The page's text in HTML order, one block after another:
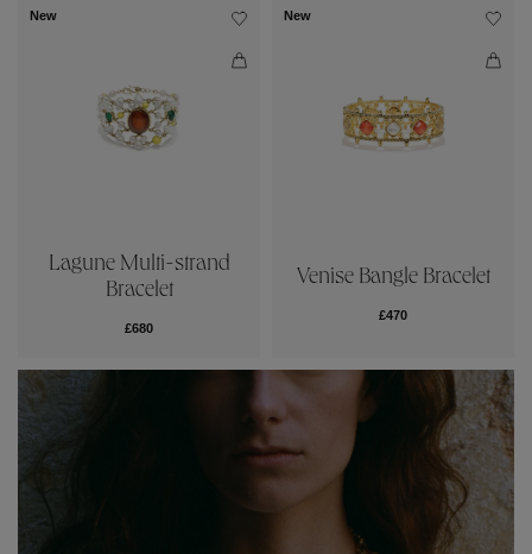
New
Lagune Multi-strand
Bracelet
£680
New
Venise Bangle Bracelet
£470